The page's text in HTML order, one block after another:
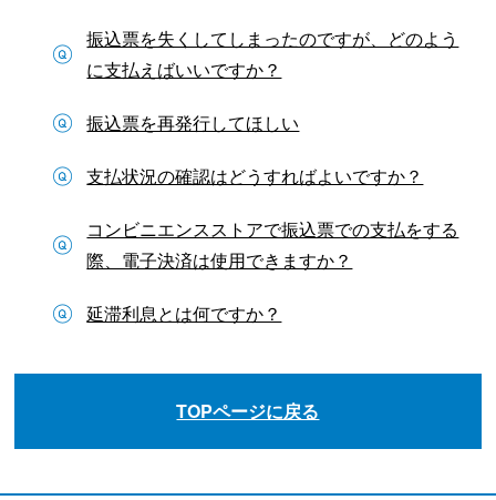
振込票を失くしてしまったのですが、どのよう
に支払えばいいですか？
振込票を再発行してほしい
支払状況の確認はどうすればよいですか？
コンビニエンスストアで振込票での支払をする
際、電子決済は使用できますか？
延滞利息とは何ですか？
TOPページに戻る